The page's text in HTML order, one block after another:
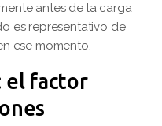
antes de la carga
es representativo de
ese momento.
el factor